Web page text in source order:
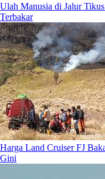
Ulah Manusia di Jalur
Terbakar
Harga Land Cruiser FJ
Gini